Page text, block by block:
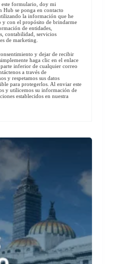
este formulario, doy mi
Hub se ponga en contacto
la información que he
con el propósito de brindarme
de entidades,
contabilidad, servicios
de marketing.
y dejar de recibir
haga clic en el enlace
inferior de cualquier correo
a través de
y respetamos sus datos
para protegerlos. Al enviar este
y utilicemos su información de
establecidos en nuestra